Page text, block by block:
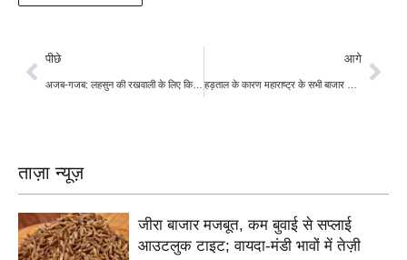
पीछे
अजब-गजब: लहसुन की रखवाली के लिए किसानों ने लिया बंदूक का सहारा
आगे
ताज़ा न्यूज़
जीरा बाजार मजबूत, कम बुवाई से सप्लाई
आउटलुक टाइट; वायदा-मंडी भावों में तेज़ी